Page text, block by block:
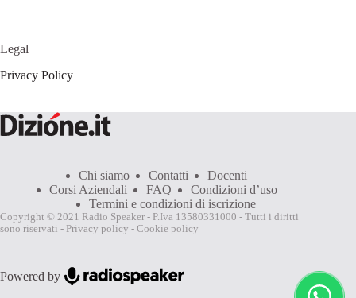
Legal
Privacy Policy
Chi siamo Contatti
Docenti
Corsi Aziendali
FAQ
Condizioni d’uso
Termini e condizioni di iscrizione
Copyright © 2021 Radio Speaker - P.Iva 13580331000 - Tutti i diritti
sono riservati - Privacy policy - Cookie policy
Powered by